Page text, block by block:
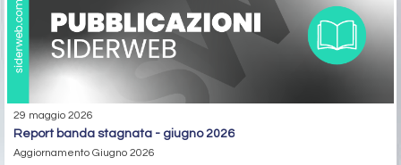
29 maggio 2026
report banda stagnata - giugno 2026
Aggiornamento Giugno 2026